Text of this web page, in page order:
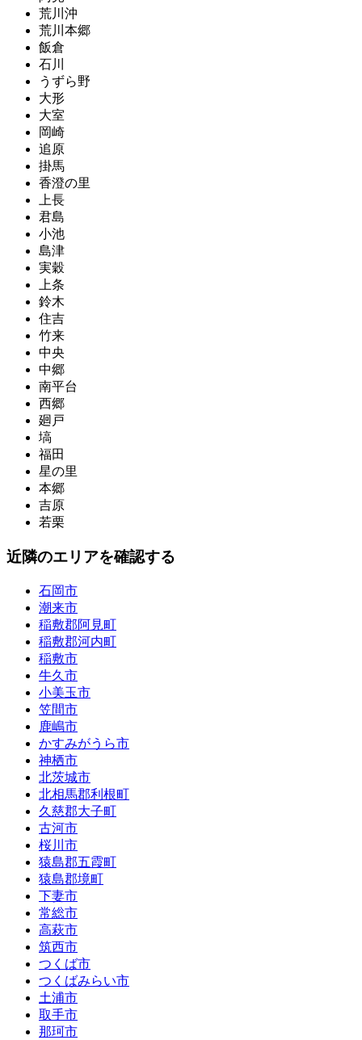
荒川沖
荒川本郷
飯倉
石川
うずら野
大形
大室
岡崎
追原
掛馬
香澄の里
上長
君島
小池
島津
実穀
上条
鈴木
住吉
竹来
中央
中郷
南平台
西郷
廻戸
塙
福田
星の里
本郷
吉原
若栗
近隣のエリアを確認する
石岡市
潮来市
稲敷郡阿見町
稲敷郡河内町
稲敷市
牛久市
小美玉市
笠間市
鹿嶋市
かすみがうら市
神栖市
北茨城市
北相馬郡利根町
久慈郡大子町
古河市
桜川市
猿島郡五霞町
猿島郡境町
下妻市
常総市
高萩市
筑西市
つくば市
つくばみらい市
土浦市
取手市
那珂市